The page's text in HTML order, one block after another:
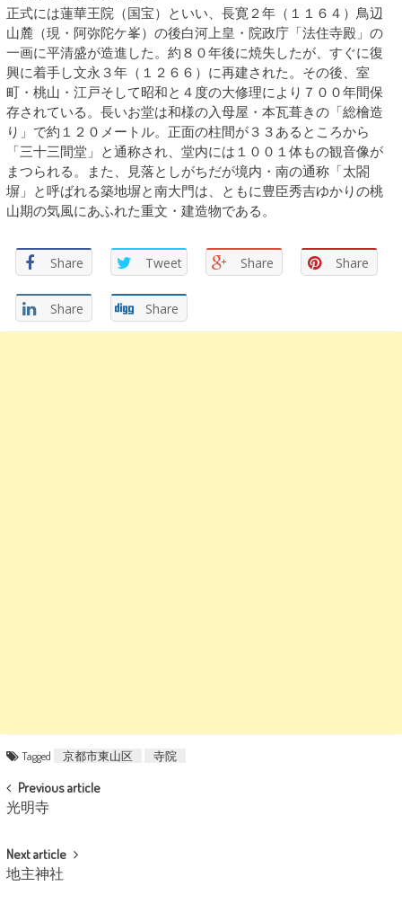
正式には蓮華王院（国宝）といい、長寛２年（１１６４）鳥辺
山麓（現・阿弥陀ケ峯）の後白河上皇・院政庁「法住寺殿」の
一画に平清盛が造進した。約８０年後に焼失したが、すぐに復
興に着手し文永３年（１２６６）に再建された。その後、室
町・桃山・江戸そして昭和と４度の大修理により７００年間保
存されている。長いお堂は和様の入母屋・本瓦葺きの「総檜造
り」で約１２０メートル。正面の柱間が３３あるところから
「三十三間堂」と通称され、堂内には１００１体もの観音像が
まつられる。また、見落としがちだが境内・南の通称「太閤
塀」と呼ばれる築地塀と南大門は、ともに豊臣秀吉ゆかりの桃
山期の気風にあふれた重文・建造物である。
Share Tweet Share Share
Share Share
Tagged 京都市東山区 寺院
POST NAVIGATION
Previous article
光明寺
Next article
地主神社